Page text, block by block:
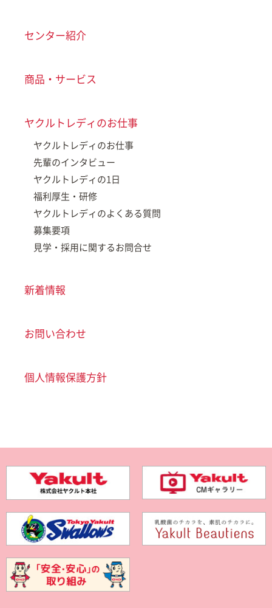
センター紹介
商品・サービス
ヤクルトレディのお仕事
ヤクルトレディのお仕事
先輩のインタビュー
ヤクルトレディの1日
福利厚生・研修
ヤクルトレディのよくある質問
募集要項
見学・採用に関するお問合せ
新着情報
お問い合わせ
個人情報保護方針